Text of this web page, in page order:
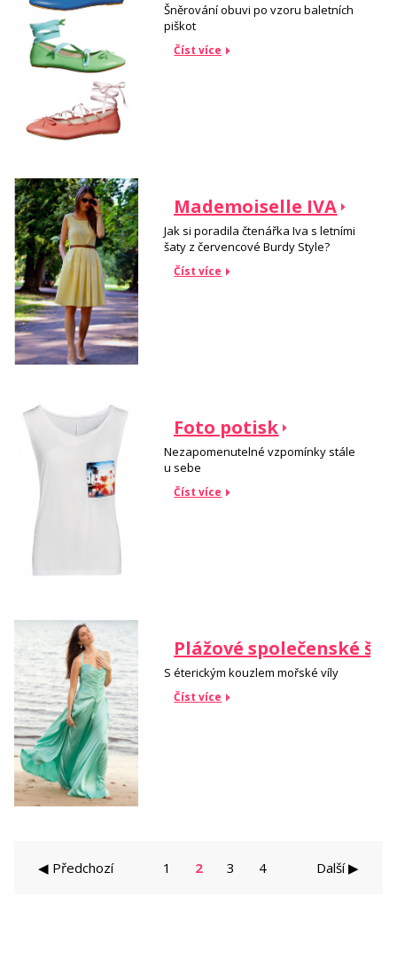
Šněrování obuvi po vzoru baletních
piškot
Číst více
Mademoiselle IVA
Jak si poradila čtenářka Iva s letními
šaty z červencové Burdy Style?
Číst více
Foto potisk
Nezapomenutelné vzpomínky stále
u sebe
Číst více
Plážové společenské
S éterickým kouzlem mořské víly
Číst více
◀ Předchozí 1 2 3 4 Další ▶